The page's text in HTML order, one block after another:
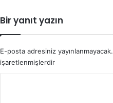
Bir yanıt yazın
E-posta adresiniz yayınlanmayacak.
işaretlenmişlerdir